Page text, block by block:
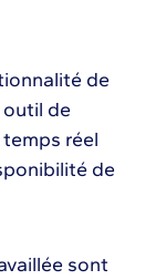
de
de
réel
de
sont